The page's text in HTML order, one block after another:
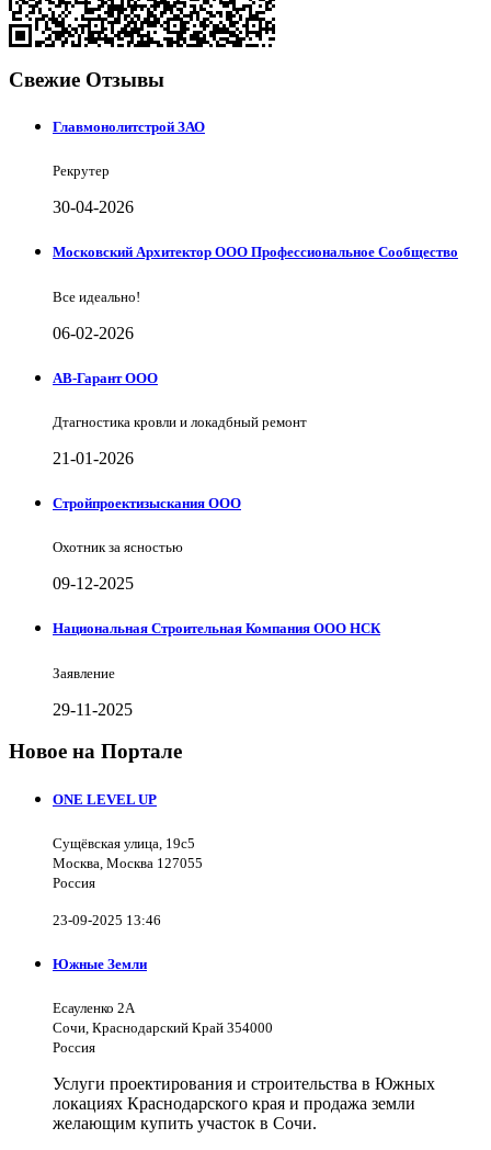
Свежие Отзывы
Главмонолитстрой ЗАО
Рекрутер
30-04-2026
Московский Архитектор ООО Профессиональное Сообщество
Все идеально!
06-02-2026
АВ-Гарант ООО
Дтагностика кровли и локадбный ремонт
21-01-2026
Стройпроектизыскания ООО
Охотник за ясностью
09-12-2025
Национальная Строительная Компания ООО НСК
Заявление
29-11-2025
Новое на Портале
ONE LEVEL UP
Сущёвская улица, 19с5
Москва, Москва 127055
Россия
23-09-2025 13:46
Южные Земли
Есауленко 2А
Сочи, Краснодарский Край 354000
Россия
Услуги проектирования и строительства в Южных
локациях Краснодарского края и продажа земли
желающим купить участок в Сочи.